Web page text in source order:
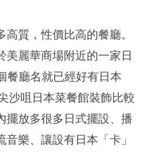
VIEWING
居酒屋Feel
質，性價比高的餐廳。
美麗華商場附近的一家日
餐廳名就已經好有日本
沙咀日本菜餐館裝飾比較
擺放多很多日式擺設、播
樂、讓設有日本「卡」